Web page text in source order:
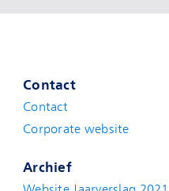
Contact
Contact
Corporate website
Archief